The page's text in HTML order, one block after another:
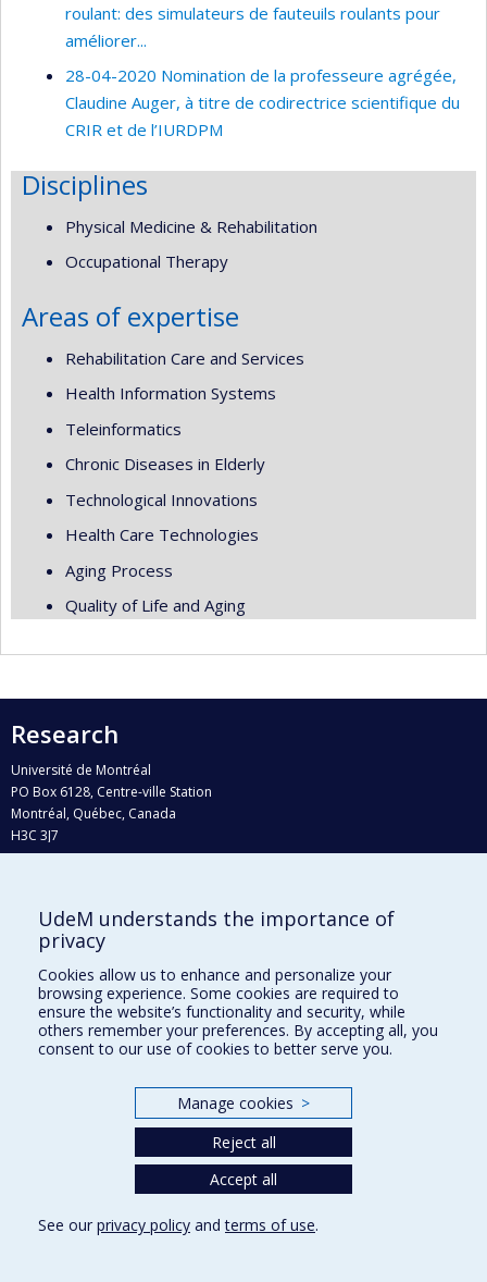
roulant: des simulateurs de fauteuils roulants pour
améliorer...
28-04-2020 Nomination de la professeure agrégée,
Claudine Auger, à titre de codirectrice scientifique du
CRIR et de l’IURDPM
Disciplines
Physical Medicine & Rehabilitation
Occupational Therapy
Areas of expertise
Rehabilitation Care and Services
Health Information Systems
Teleinformatics
Chronic Diseases in Elderly
Technological Innovations
Health Care Technologies
Aging Process
Quality of Life and Aging
Research
Université de Montréal
PO Box 6128, Centre-ville Station
Montréal, Québec, Canada
H3C 3J7
Who does what?
Find us
Site map
Accessibility
UdeM understands the importance of
privacy
Cookies allow us to enhance and personalize your
browsing experience. Some cookies are required to
ensure the website’s functionality and security, while
others remember your preferences. By accepting all, you
consent to our use of cookies to better serve you.
Manage cookies >
Reject all
Accept all
See our privacy policy andterms of use.